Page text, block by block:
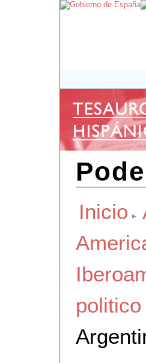
Inicio